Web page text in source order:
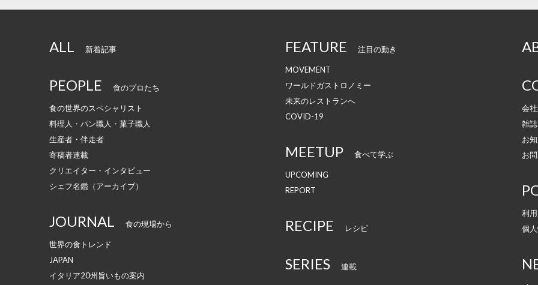
ALL 新着記事
PEOPLE 食のプロたち
食の世界のスペシャリスト
料理人・パン職人・菓子職人
生産者・伴走者
寄稿者連載
クリエイター・インタビュー
シェフ名鑑（アーカイブ）
JOURNAL 食の現場から
世界の食トレンド
JAPAN
イタリア20州旨いもの案内
FEATURE 注目の動き
MOVEMENT
ワールドガストロノミー
未来のレストランへ
COVID-19
MEETUP 食べて学ぶ
UPCOMING
REPORT
RECIPE レシピ
SERIES 連載
会
雑誌
お
お
利
個